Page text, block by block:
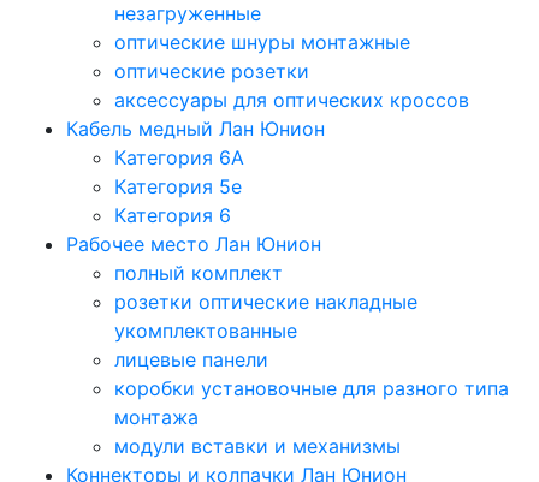
незагруженные
оптические шнуры монтажные
оптические розетки
аксессуары для оптических кроссов
Кабель медный Лан Юнион
Категория 6A
Категория 5e
Категория 6
Рабочее место Лан Юнион
полный комплект
розетки оптические накладные
укомплектованные
лицевые панели
коробки установочные для разного типа
монтажа
модули вставки и механизмы
Коннекторы и колпачки Лан Юнион